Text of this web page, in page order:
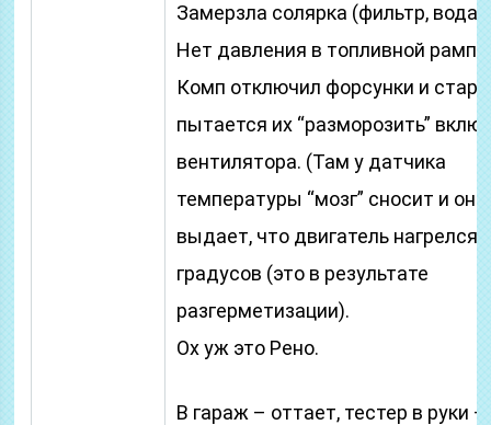
Замерзла солярка (фильтр, вода)
Нет давления в топливной
Комп отключил форсунки и
пытается их “разморозить”
вентилятора. (Там у датчика
температуры “мозг” сносит и он
выдает, что двигатель нагрелся
градусов (это в результате
разгерметизации).
Ох уж это Рено.
В гараж – оттает, тестер в руки